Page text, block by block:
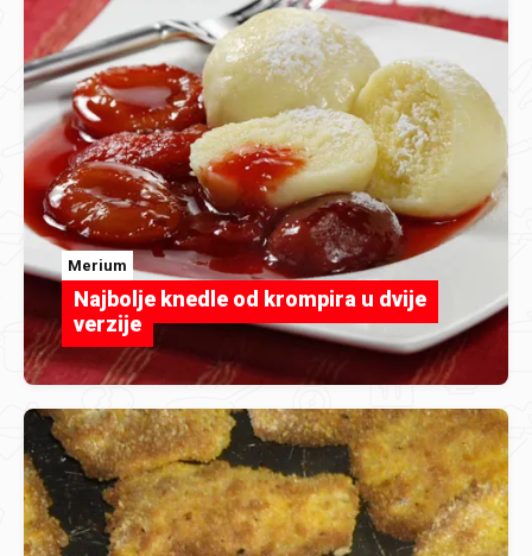
Merium
Najbolje knedle od krompira u dvije
verzije